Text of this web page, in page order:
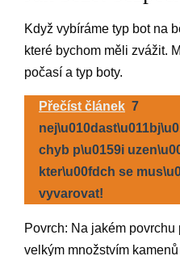
Když vybíráme typ bot na
které bychom měli zvážit.
počasí a typ boty.
Přečíst článek 7
chyb p\u0159i
kter\u00fdch se
vyvarovat!
Povrch: Na jakém
velkým množstvím